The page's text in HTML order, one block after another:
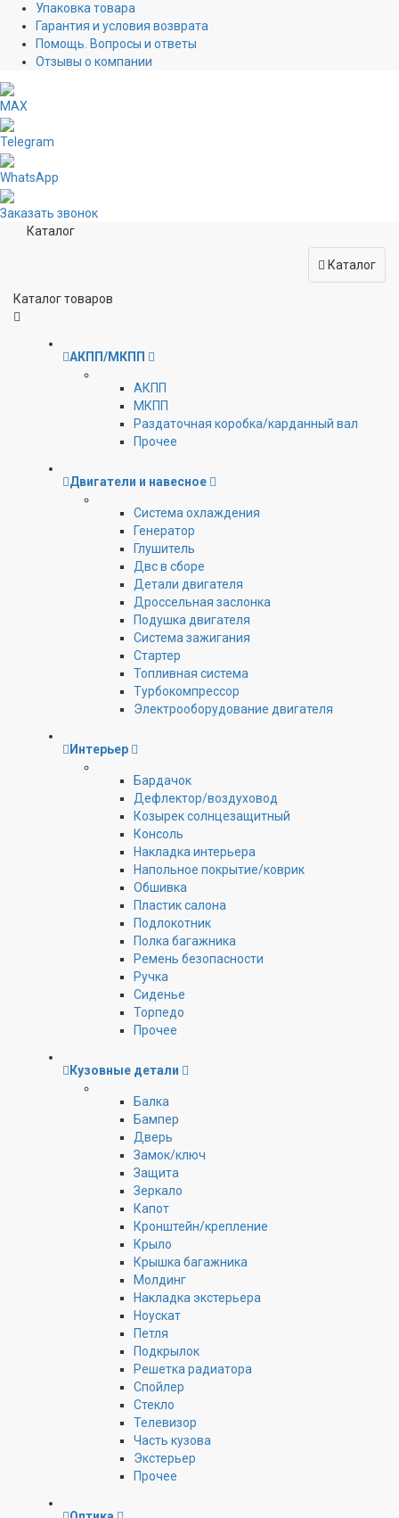
Упаковка товара
Гарантия и условия возврата
Помощь. Вопросы и ответы
Отзывы о компании
MAX
Telegram
WhatsApp
Заказать звонок
Каталог
Каталог
Каталог товаров
АКПП/МКПП
АКПП
МКПП
Раздаточная коробка/карданный вал
Прочее
Двигатели и навесное
Cистема охлаждения
Генератор
Глушитель
Двс в сборе
Детали двигателя
Дроссельная заслонка
Подушка двигателя
Система зажигания
Стартер
Топливная система
Турбокомпрессор
Электрооборудование двигателя
Интерьер
Бардачок
Дефлектор/воздуховод
Козырек солнцезащитный
Консоль
Накладка интерьера
Напольное покрытие/коврик
Обшивка
Пластик салона
Подлокотник
Полка багажника
Ремень безопасности
Ручка
Сиденье
Торпедо
Прочее
Кузовные детали
Балка
Бампер
Дверь
Замок/ключ
Защита
Зеркало
Капот
Кронштейн/крепление
Крыло
Крышка багажника
Молдинг
Накладка экстерьера
Ноускат
Петля
Подкрылок
Решетка радиатора
Спойлер
Стекло
Телевизор
Часть кузова
Экстерьер
Прочее